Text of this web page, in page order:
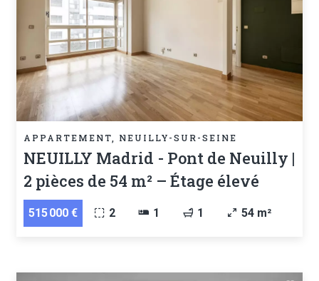
APPARTEMENT, NEUILLY-SUR-SEINE
NEUILLY Madrid - Pont de Neuilly |
2 pièces de 54 m² – Étage élevé
515 000 € 2 1 1 54 m²